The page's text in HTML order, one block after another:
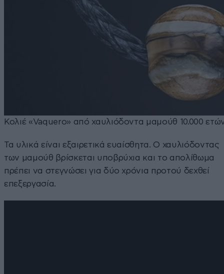
Κολιέ «Vaquero» από χαυλιόδοντα μαμούθ 10.000
Τα υλικά είναι εξαιρετικά ευαίσθητα. Ο χαυλιόδοντας
των μαμούθ βρίσκεται υποβρύχια και το απολίθωμα
πρέπει να στεγνώσει για δύο χρόνια προτού δεχθεί
επεξεργασία.